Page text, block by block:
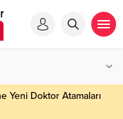
Yeni Doktor Atamaları